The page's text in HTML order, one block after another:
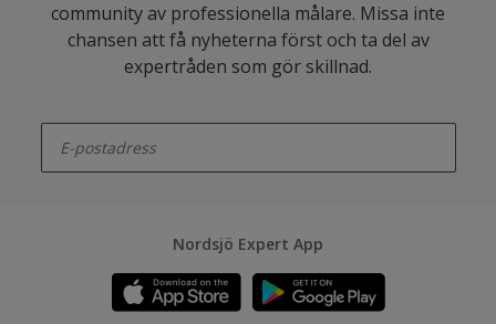
community av professionella målare. Missa inte
chansen att få nyheterna först och ta del av
expertråden som gör skillnad.
Nordsjö Expert App